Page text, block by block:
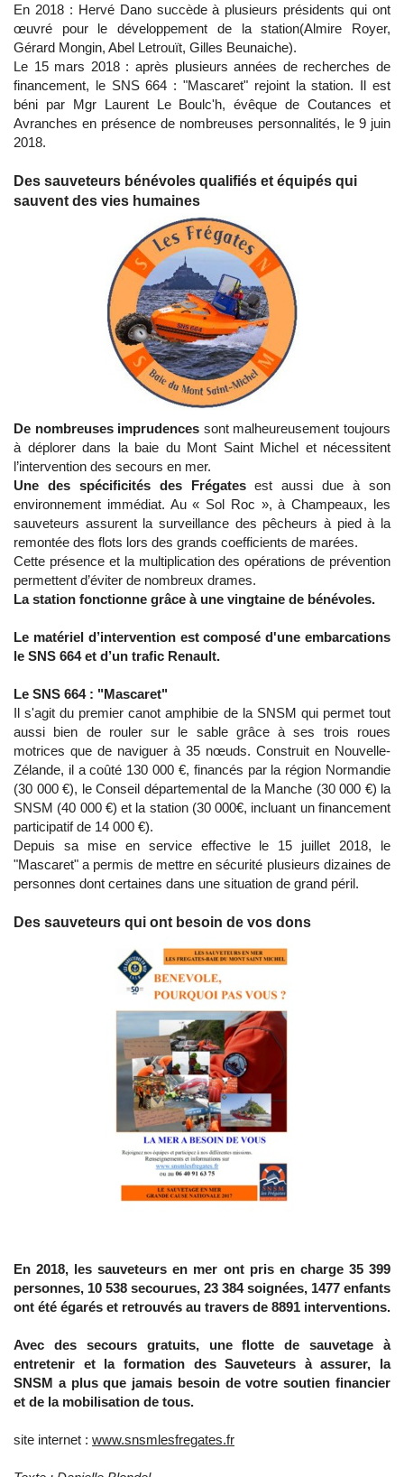
En 2018 : Hervé Dano succède à plusieurs présidents qui ont
œuvré pour le développement de la station(Almire Royer,
Gérard Mongin, Abel Letrouït, Gilles Beunaiche).
Le 15 mars 2018 : après plusieurs années de recherches de
financement, le SNS 664 : "Mascaret" rejoint la station. Il est
béni par Mgr Laurent Le Boulc'h, évêque de Coutances et
Avranches en présence de nombreuses personnalités, le 9 juin
2018.
Des sauveteurs bénévoles qualifiés et équipés qui
sauvent des vies humaines
De nombreuses imprudences sont malheureusement toujours
à déplorer dans la baie du Mont Saint Michel et nécessitent
l’intervention des secours en mer.
Une des spécificités des Frégatesest aussi due à son
environnement immédiat. Au « Sol Roc », à Champeaux, les
sauveteurs assurent la surveillance des pêcheurs à pied à la
remontée des flots lors des grands coefficients de marées.
Cette présence et la multiplication des opérations de prévention
permettent d’éviter de nombreux drames.
La station fonctionne grâce à une vingtaine de bénévoles.
Le matériel d’intervention est composé d'une embarcations
le SNS 664 et d’un trafic Renault.
Le SNS 664 : "Mascaret"
Il s'agit du premier canot amphibie de la SNSM qui permet tout
aussi bien de rouler sur le sable grâce à ses trois roues
motrices que de naviguer à 35 nœuds. Construit en Nouvelle-
Zélande, il a coûté 130 000 €, financés par la région Normandie
(30 000 €), le Conseil départemental de la Manche (30 000 €) la
SNSM (40 000 €) et la station (30 000€, incluant un financement
participatif de 14 000 €).
Depuis sa mise en service effective le 15 juillet 2018, le
"Mascaret" a permis de mettre en sécurité plusieurs dizaines de
personnes dont certaines dans une situation de grand péril.
Des sauveteurs qui ont besoin de vos dons
En 2018, les sauveteurs en mer ont pris en charge 35 399
personnes, 10 538 secourues, 23 384 soignées, 1477 enfants
ont été égarés et retrouvés au travers de 8891 interventions.
Avec des secours gratuits, une flotte de sauvetage à
entretenir et la formation des Sauveteurs à assurer, la
SNSM a plus que jamais besoin de votre soutien financier
et de la mobilisation de tous.
site internet : www.snsmlesfregates.fr